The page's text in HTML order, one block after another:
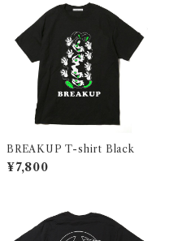
BREAKUP T-shirt Black
¥7,800